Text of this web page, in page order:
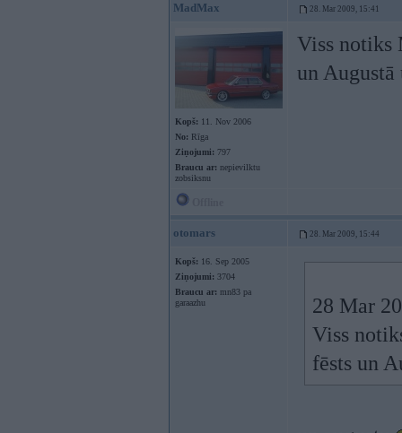
MadMax 28. Mar 2009, 15:41
Kopš: 11. Nov 2006
No: Rīga
Ziņojumi: 797
Braucu ar: nepievilktu
zobsiksnu
Viss notiks
un
otomars 28. Mar 2009, 15:44
Kopš: 16. Sep 2005
Ziņojumi: 3704
Braucu ar: mn83 pa
garaazhu
28 Mar
Viss
fēsts un